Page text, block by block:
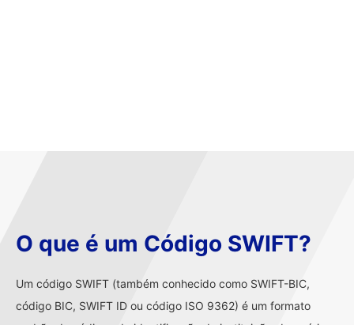
O que é um Código SWIFT?
Um código SWIFT (também conhecido como SWIFT-BIC,
código BIC, SWIFT ID ou código ISO 9362) é um formato